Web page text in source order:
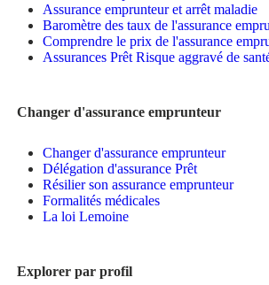
Assurance emprunteur et arrêt maladie
Baromètre des taux de l'assurance
Comprendre le prix de l'assurance
Assurances Prêt Risque aggravé de
Changer d'assurance emprunteur
Changer d'assurance emprunteur
Délégation d'assurance Prêt
Résilier son assurance emprunteur
Formalités médicales
La loi Lemoine
Explorer par profil